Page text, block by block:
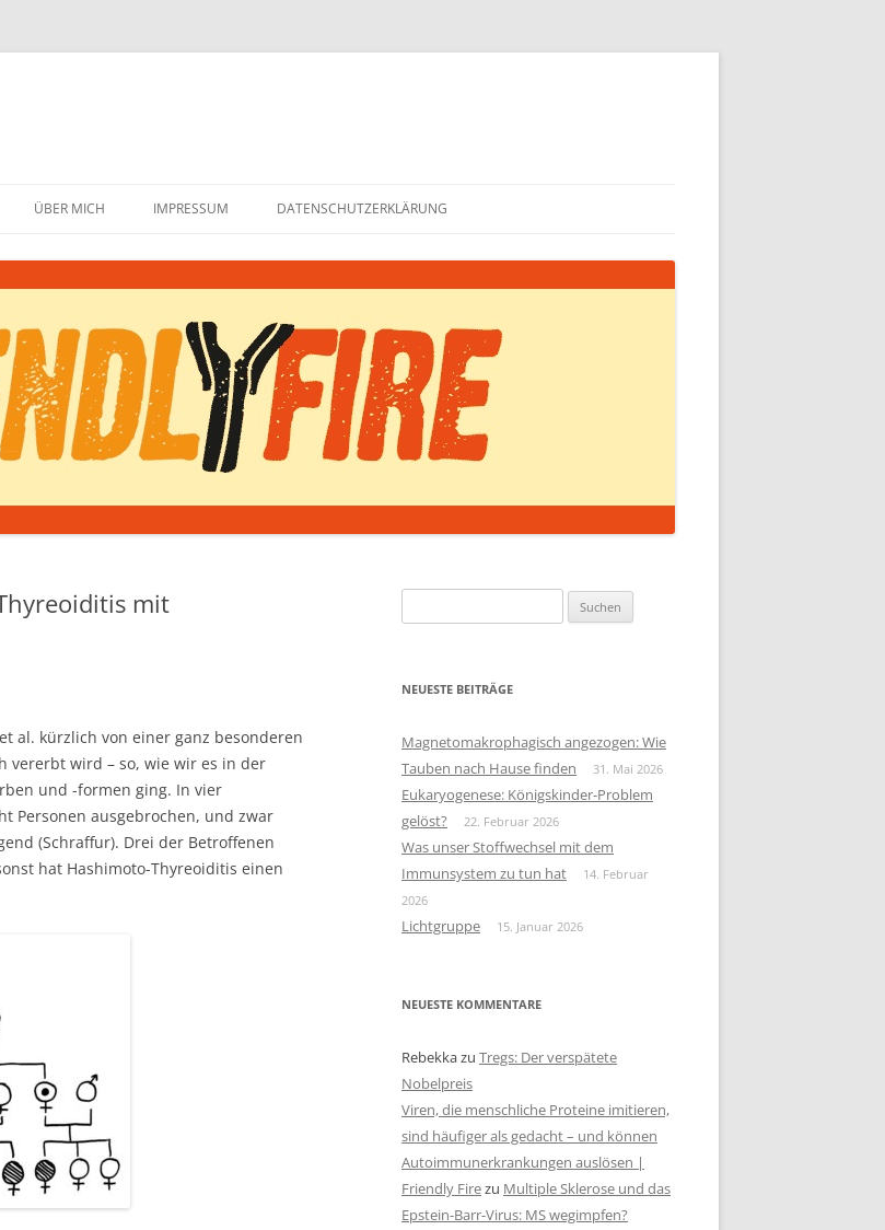
ÜBER MICH IMPRESSUM DATENSCHUTZERKLÄRUNG
mit
al. kürzlich von einer ganz besonderen
vererbt wird – so, wie wir es in der
und -formen ging. In vier
Personen ausgebrochen, und zwar
(Schraffur). Drei der Betroffenen
hat Hashimoto-Thyreoiditis einen
nach:
NEUESTE BEITRÄGE
Magnetomakrophagisch angezogen: Wie
Tauben nach Hause finden
31. Mai 2026
Eukaryogenese: Königskinder-Problem
gelöst?
22. Februar 2026
Was unser Stoffwechsel mit dem
Immunsystem zu tun hat
14. Februar
2026
Lichtgruppe 15. Januar 2026
NEUESTE KOMMENTARE
Rebekkazu Tregs: Der verspätete
Nobelpreis
Viren, die menschliche Proteine imitieren,
sind häufiger als gedacht – und können
Autoimmunerkrankungen auslösen |
Friendly Firezu Multiple Sklerose und das
Epstein-Barr-Virus: MS wegimpfen?